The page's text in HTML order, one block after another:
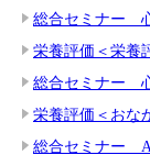
総合セミナー
栄養評価＜栄養
総合セミナー
栄養評価＜おな
総合セミナー